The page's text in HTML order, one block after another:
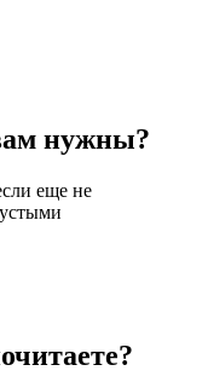
нужны?
еще не